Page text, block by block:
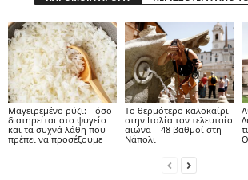
Μαγειρεμένο ρύζι: Πόσο
διατηρείται στο ψυγείο
και τα συχνά λάθη που
πρέπει να προσέξουμε
Το θερμότερο καλοκαίρι
στην Ιταλία τον τελευταίο
αιώνα – 48 βαθμοί στη
Νάπολι